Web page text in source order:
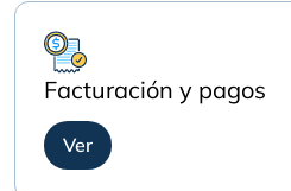
Facturación y pagos
Ver